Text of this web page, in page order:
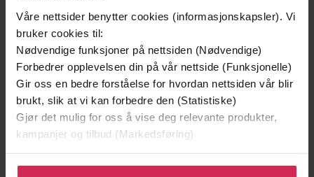
Våre nettsider benytter cookies (informasjonskapsler). Vi
bruker cookies til:
Nødvendige funksjoner på nettsiden (Nødvendige)
Forbedrer opplevelsen din på vår nettside (Funksjonelle)
Gir oss en bedre forståelse for hvordan nettsiden vår blir
brukt, slik at vi kan forbedre den (Statistiske)
Gjør det mulig for oss å vise deg relevante produkter,
kampanjer og tilbud (Markedsføring)
Klikk på «Godta alle» for å gi oss ditt samtykke til å